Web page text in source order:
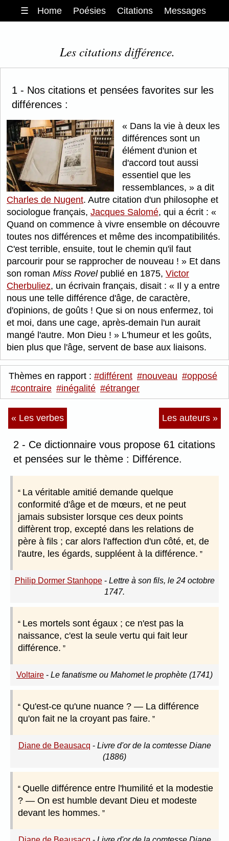
☰ Home Poésies Citations Messages
Les citations différence.
1 - Nos citations et pensées favorites sur les
différences :
Dans la vie à deux les
différences sont un
élément d'union et
d'accord tout aussi
essentiel que les
ressemblances,
a dit
Charles de Nugent. Autre citation d'un philosophe et
sociologue français, Jacques Salomé, qui a écrit :
Quand on commence à vivre ensemble on découvre
toutes nos différences et même des incompatibilités.
C'est terrible, ensuite, tout le chemin qu'il faut
parcourir pour se rapprocher de nouveau !
Et dans
son roman Miss Rovelpublié en 1875, Victor
Cherbuliez, un écrivain français, disait :
Il y a entre
nous une telle différence d'âge, de caractère,
d'opinions, de goûts ! Que si on nous enfermez, toi
et moi, dans une cage, après-demain l'un aurait
mangé l'autre. Mon Dieu !
L'humeur et les goûts,
bien plus que l'âge, servent de base aux liaisons.
Thèmes en rapport : #différent #nouveau #opposé
#contraire #inégalité #étranger
« Les verbes Les auteurs »
2 - Ce dictionnaire vous propose 61 citations
et pensées sur le thème : Différence.
La véritable amitié demande quelque
conformité d'âge et de mœurs, et ne peut
jamais subsister lorsque ces deux points
diffèrent trop, excepté dans les relations de
père à fils ; car alors l'affection d'un côté, et, de
l'autre, les égards, suppléent à la différence.
Philip Dormer Stanhope- Lettre à son fils, le 24 octobre
1747.
Les mortels sont égaux ; ce n'est pas la
naissance, c'est la seule vertu qui fait leur
différence.
Voltaire - Le fanatisme ou Mahomet le prophète (1741)
Qu'est-ce qu'une nuance ? — La différence
qu'on fait ne la croyant pas faire.
Diane de Beausacq - Livre d'or de la comtesse Diane
(1886)
Quelle différence entre l'humilité et la modestie
? — On est humble devant Dieu et modeste
devant les hommes.